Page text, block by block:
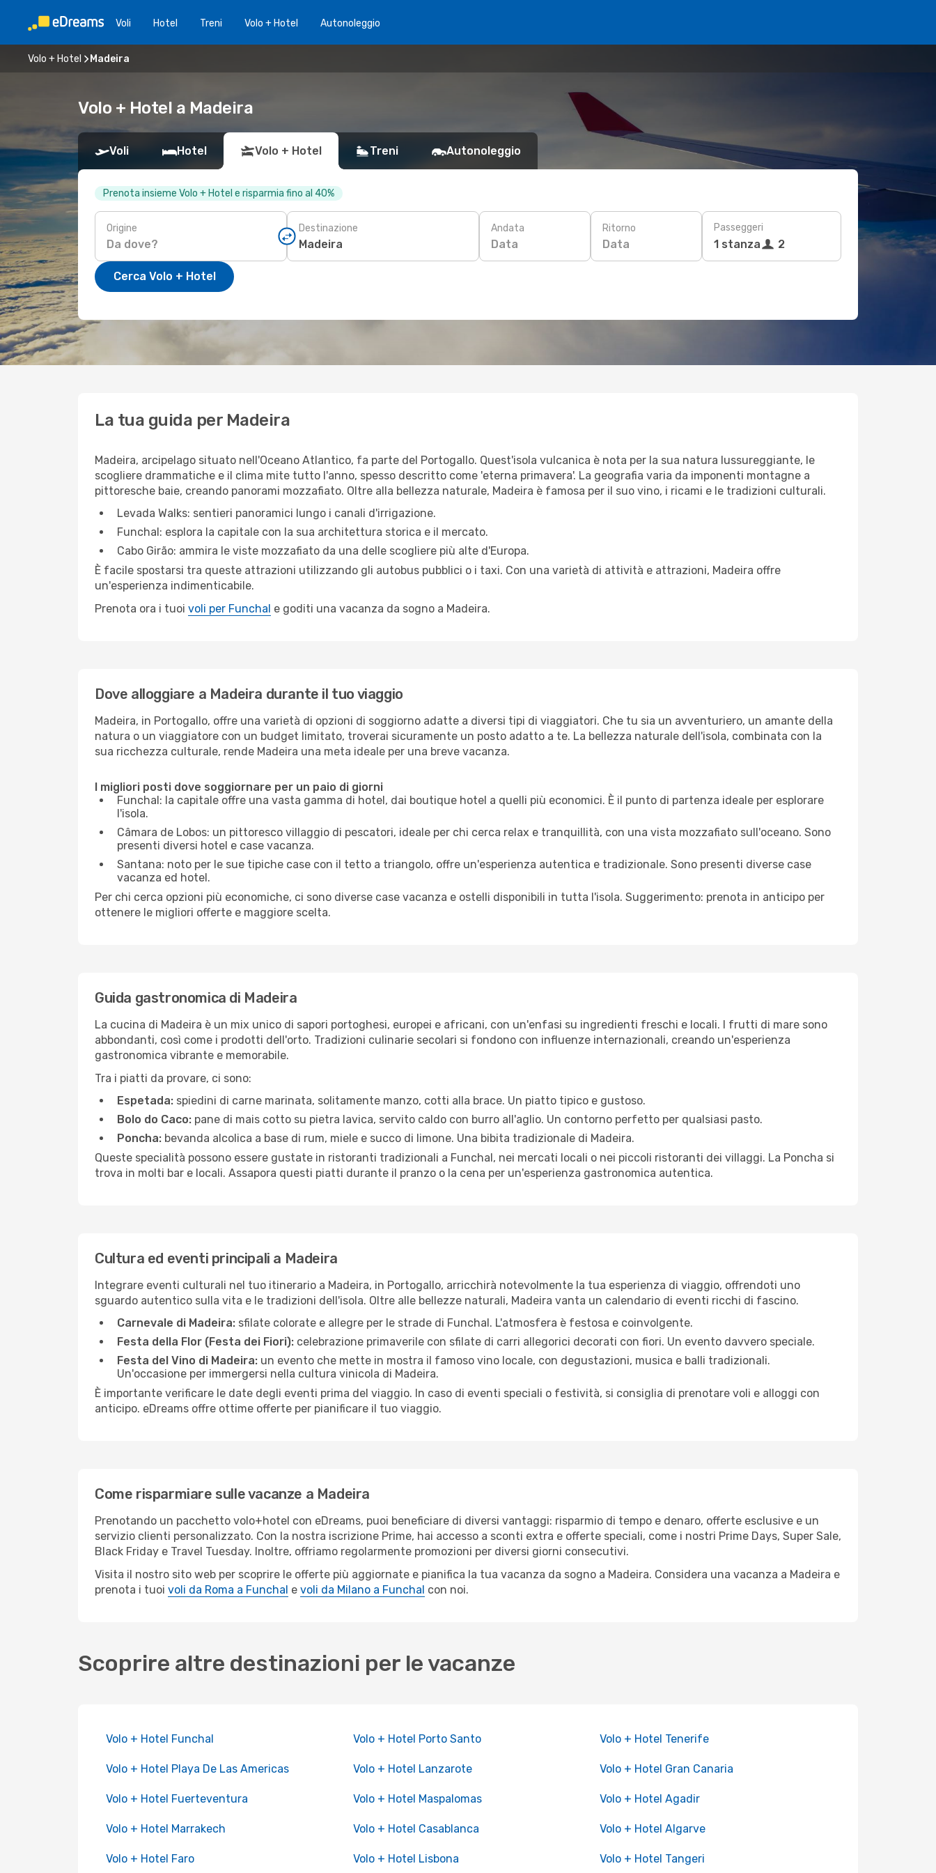
Voli Hotel Treni Volo + Hotel Autonoleggio
Volo + Hotel Madeira
Volo + Hotel a Madeira
Voli Hotel Volo + Hotel Treni Autonoleggio
Prenota insieme Volo + Hotel e risparmia fino al 40%
Origine Destinazione Andata
Data
Ritorno
Data
Passeggeri
1 stanza 2
Cerca Volo + Hotel
La tua guida per Madeira
Madeira, arcipelago situato nell'Oceano Atlantico, fa parte del Portogallo. Quest'isola vulcanica è nota per la sua natura lussureggiante, le
scogliere drammatiche e il clima mite tutto l'anno, spesso descritto come 'eterna primavera'. La geografia varia da imponenti montagne a
pittoresche baie, creando panorami mozzafiato. Oltre alla bellezza naturale, Madeira è famosa per il suo vino, i ricami e le tradizioni culturali.
Levada Walks: sentieri panoramici lungo i canali d'irrigazione.
Funchal: esplora la capitale con la sua architettura storica e il mercato.
Cabo Girão: ammira le viste mozzafiato da una delle scogliere più alte d'Europa.
È facile spostarsi tra queste attrazioni utilizzando gli autobus pubblici o i taxi. Con una varietà di attività e attrazioni, Madeira offre
un'esperienza indimenticabile.
Prenota ora i tuoi voli per Funchal e goditi una vacanza da sogno a Madeira.
Dove alloggiare a Madeira durante il tuo viaggio
Madeira, in Portogallo, offre una varietà di opzioni di soggiorno adatte a diversi tipi di viaggiatori. Che tu sia un avventuriero, un amante della
natura o un viaggiatore con un budget limitato, troverai sicuramente un posto adatto a te. La bellezza naturale dell'isola, combinata con la
sua ricchezza culturale, rende Madeira una meta ideale per una breve vacanza.
I migliori posti dove soggiornare per un paio di giorni
Funchal: la capitale offre una vasta gamma di hotel, dai boutique hotel a quelli più economici. È il punto di partenza ideale per esplorare
l'isola.
Câmara de Lobos: un pittoresco villaggio di pescatori, ideale per chi cerca relax e tranquillità, con una vista mozzafiato sull'oceano. Sono
presenti diversi hotel e case vacanza.
Santana: noto per le sue tipiche case con il tetto a triangolo, offre un'esperienza autentica e tradizionale. Sono presenti diverse case
vacanza ed hotel.
Per chi cerca opzioni più economiche, ci sono diverse case vacanza e ostelli disponibili in tutta l'isola. Suggerimento: prenota in anticipo per
ottenere le migliori offerte e maggiore scelta.
Guida gastronomica di Madeira
La cucina di Madeira è un mix unico di sapori portoghesi, europei e africani, con un'enfasi su ingredienti freschi e locali. I frutti di mare sono
abbondanti, così come i prodotti dell'orto. Tradizioni culinarie secolari si fondono con influenze internazionali, creando un'esperienza
gastronomica vibrante e memorabile.
Tra i piatti da provare, ci sono:
Espetada: spiedini di carne marinata, solitamente manzo, cotti alla brace. Un piatto tipico e gustoso.
Bolo do Caco: pane di mais cotto su pietra lavica, servito caldo con burro all'aglio. Un contorno perfetto per qualsiasi pasto.
Poncha: bevanda alcolica a base di rum, miele e succo di limone. Una bibita tradizionale di Madeira.
Queste specialità possono essere gustate in ristoranti tradizionali a Funchal, nei mercati locali o nei piccoli ristoranti dei villaggi. La Poncha si
trova in molti bar e locali. Assapora questi piatti durante il pranzo o la cena per un'esperienza gastronomica autentica.
Cultura ed eventi principali a Madeira
Integrare eventi culturali nel tuo itinerario a Madeira, in Portogallo, arricchirà notevolmente la tua esperienza di viaggio, offrendoti uno
sguardo autentico sulla vita e le tradizioni dell'isola. Oltre alle bellezze naturali, Madeira vanta un calendario di eventi ricchi di fascino.
Carnevale di Madeira: sfilate colorate e allegre per le strade di Funchal. L'atmosfera è festosa e coinvolgente.
Festa della Flor (Festa dei Fiori): celebrazione primaverile con sfilate di carri allegorici decorati con fiori. Un evento davvero speciale.
Festa del Vino di Madeira: un evento che mette in mostra il famoso vino locale, con degustazioni, musica e balli tradizionali.
Un'occasione per immergersi nella cultura vinicola di Madeira.
È importante verificare le date degli eventi prima del viaggio. In caso di eventi speciali o festività, si consiglia di prenotare voli e alloggi con
anticipo. eDreams offre ottime offerte per pianificare il tuo viaggio.
Come risparmiare sulle vacanze a Madeira
Prenotando un pacchetto volo+hotel con eDreams, puoi beneficiare di diversi vantaggi: risparmio di tempo e denaro, offerte esclusive e un
servizio clienti personalizzato. Con la nostra iscrizione Prime, hai accesso a sconti extra e offerte speciali, come i nostri Prime Days, Super Sale,
Black Friday e Travel Tuesday. Inoltre, offriamo regolarmente promozioni per diversi giorni consecutivi.
Visita il nostro sito web per scoprire le offerte più aggiornate e pianifica la tua vacanza da sogno a Madeira. Considera una vacanza a Madeira e
prenota i tuoi voli da Roma a Funchal e voli da Milano a Funchal con noi.
Scoprire altre destinazioni per le vacanze
Volo + Hotel Funchal Volo + Hotel Porto Santo Volo + Hotel Tenerife
Volo + Hotel Playa De Las Americas Volo + Hotel Lanzarote Volo + Hotel Gran Canaria
Volo + Hotel Fuerteventura Volo + Hotel Maspalomas Volo + Hotel Agadir
Volo + Hotel Marrakech Volo + Hotel Casablanca Volo + Hotel Algarve
Volo + Hotel Faro Volo + Hotel Lisbona Volo + Hotel Tangeri